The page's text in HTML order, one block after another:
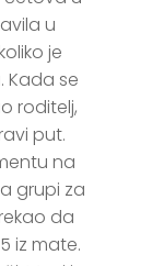
u
je
Kada se
roditelj,
put.
na
grupi za
da
iz mate.